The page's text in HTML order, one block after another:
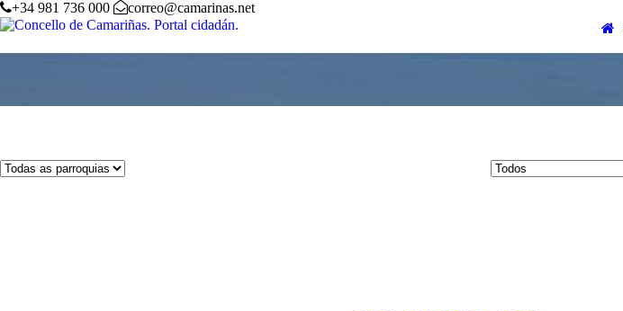
+34 981 736 000
correo@camarinas.net